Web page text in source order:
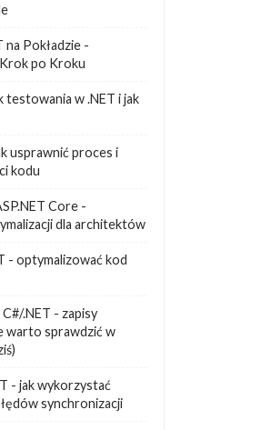
Pokładzie -
po Kroku
testowania w .NET i jak
usprawnić proces i
kodu
Core -
dla architektów
- optymalizować kod
.NET - zapisy
warto sprawdzić w
- jak wykorzystać
synchronizacji